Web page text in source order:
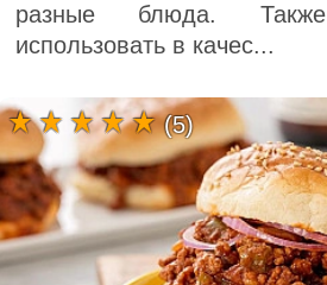
разные блюда.
использовать в качес...
(5)